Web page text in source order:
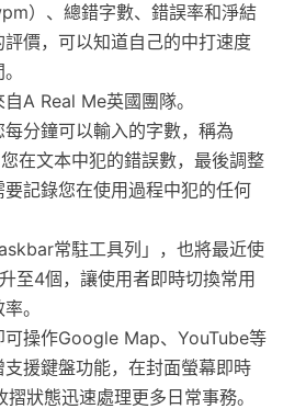
）、總錯字數、錯誤率和淨結
價，可以知道自己的中打速度
A Real Me英國團隊。
分鐘可以輸入的字數，稱為
在文本中犯的錯誤數，最後調整
記錄您在使用過程中犯的任何
常駐工具列」，也將最近使
至4個，讓使用者即時切換常用
。
可操作Google Map、YouTube等
援鍵盤功能，在封面螢幕即時
狀態迅速處理更多日常事務。